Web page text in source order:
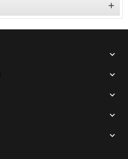





